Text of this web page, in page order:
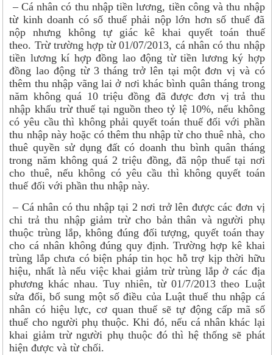
– Cá nhân có thu nhập tiền lương, tiền công và thu nhập
từ kinh doanh có số thuế phải nộp lớn hơn số thuế đã
nộp nhưng không tự giác kê khai quyết toán thuế
theo. Trừ trường hợp từ 01/07/2013, cá nhân có thu nhập
tiền lương kí hợp đồng lao động từ tiền lương ký hợp
đồng lao động từ 3 tháng trở lên tại một đơn vị và có
thêm thu nhập vãng lai ở nơi khác bình quân tháng trong
năm không quá 10 triệu đồng đã được đơn vị trả thu
nhập khấu trừ thuế tại nguồn theo tỷ lệ 10%, nếu không
có yêu cầu thì không phải quyết toán thuế đối với phần
thu nhập này hoặc có thêm thu nhập từ cho thuê nhà, cho
thuê quyền sử dụng đất có doanh thu bình quân tháng
trong năm không quá 2 triệu đồng, đã nộp thuế tại nơi
cho thuê, nếu không có yêu cầu thì không quyết toán
thuế đối với phần thu nhập này.
– Cá nhân có thu nhập tại 2 nơi trở lên được các đơn vị
chi trả thu nhập giảm trừ cho bản thân và người phụ
thuộc trùng lắp, không đúng đối tượng, quyết toán thay
cho cá nhân không đúng quy định. Trường hợp kê khai
trùng lắp chưa có biện pháp tin học hỗ trợ kịp thời hữu
hiệu, nhất là nếu việc khai giảm trừ trùng lắp ở các địa
phương khác nhau. Tuy nhiên, từ 01/7/2013 theo Luật
sửa đổi, bổ sung một số điều của Luật thuế thu nhập cá
nhân có hiệu lực, cơ quan thuế sẽ tự động cấp mã số
thuế cho người phụ thuộc. Khi đó, nếu cá nhân khác lại
khai giảm trừ người phụ thuộc đó thì hệ thống sẽ phát
hiện được và từ chối.